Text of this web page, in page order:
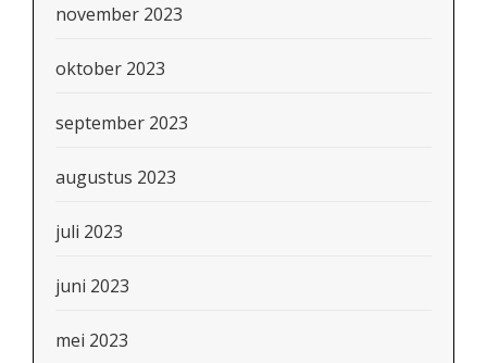
november 2023
oktober 2023
september 2023
augustus 2023
juli 2023
juni 2023
mei 2023